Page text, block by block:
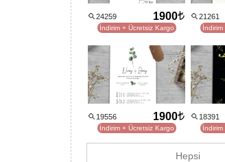
24259 1900
İndirim + Ücretsiz Kargo
21261
İndirim
19556 1900
İndirim + Ücretsiz Kargo
18391
İndirim
Hepsi